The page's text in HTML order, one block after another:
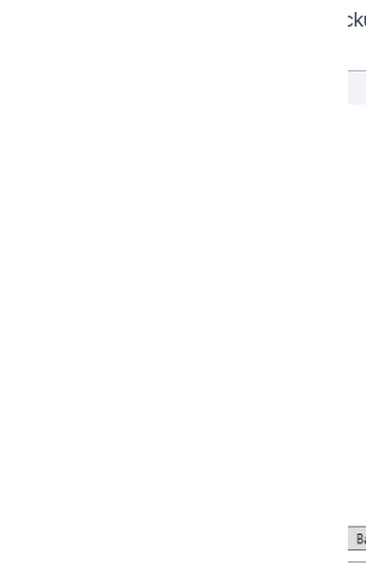
programmet. Gå tillbaka till Online